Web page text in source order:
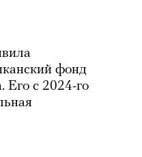
фонд
Его с 2024-го